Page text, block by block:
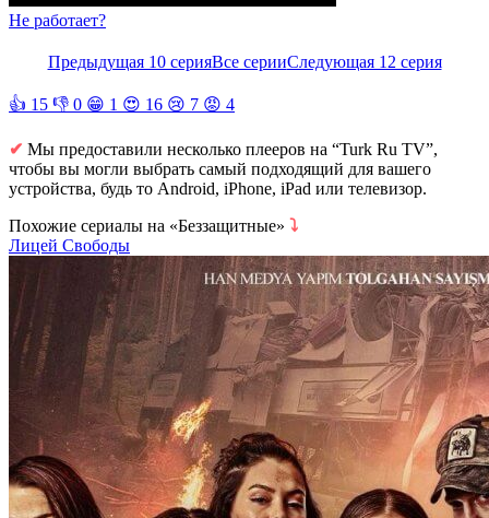
Не работает?
Предыдущая 10 серияВсе серииСледующая 12 серия
👍 15 👎 0 😁 1 😍 16 😢 7 😡 4
✔ Мы предоставили несколько плееров на “Turk Ru TV”,
чтобы вы могли выбрать самый подходящий для вашего
устройства, будь то Android, iPhone, iPad или телевизор.
Похожие сериалы на «Беззащитные» ⤵
Лицей Свободы